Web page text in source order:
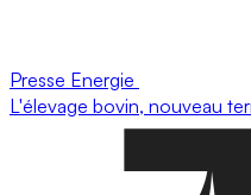
Presse Energie
L'élevage bovin, nouveau